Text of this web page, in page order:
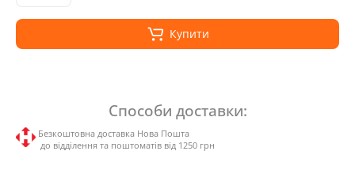
Купити
Способи доставки:
Безкоштовна доставка Нова Пошта
до відділення та поштоматів від 1250 грн